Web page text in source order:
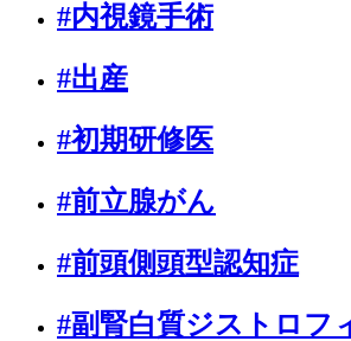
#内視鏡手術
#出産
#初期研修医
#前立腺がん
#前頭側頭型認知症
#副腎白質ジストロフ